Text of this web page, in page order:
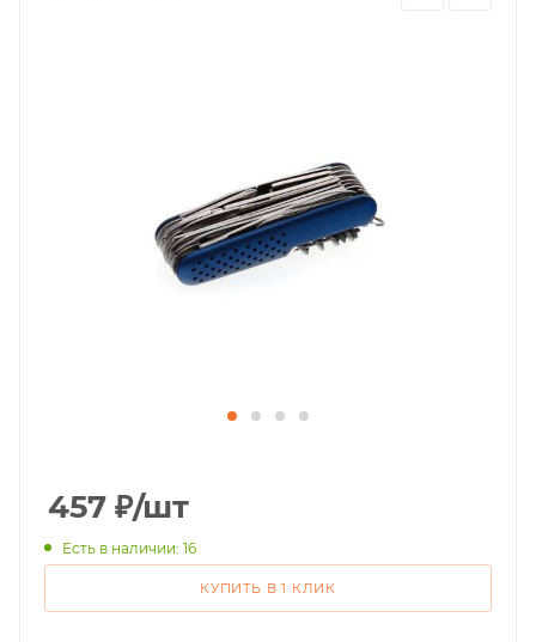
457 ₽/шт
Есть в наличии: 16
КУПИТЬ В 1 КЛИК